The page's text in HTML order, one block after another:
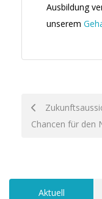
Ausbildung
unserem
Post
Chancen für den
Aktuell